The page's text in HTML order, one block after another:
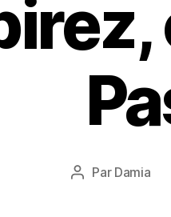
Auteur
Par Damia